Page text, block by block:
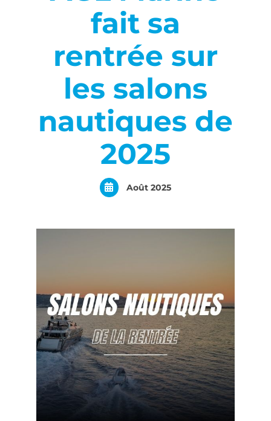
fait sa
rentrée sur
les salons
nautiques de
2025
Août 2025